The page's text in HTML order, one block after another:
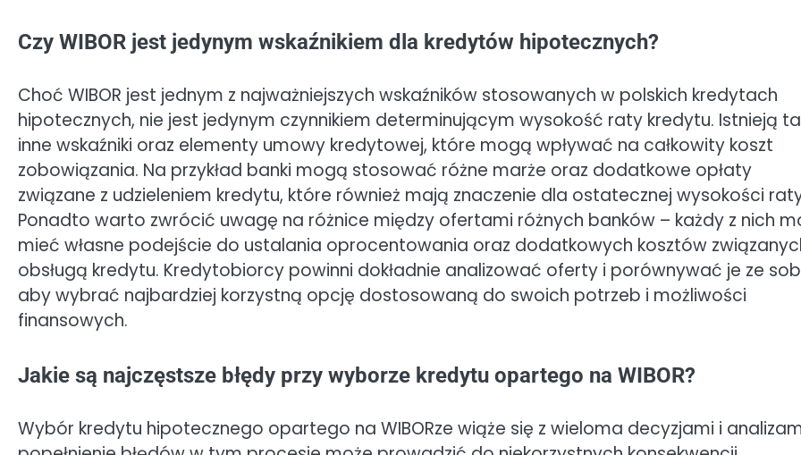
Czy WIBOR jest jedynym wskaźnikiem dla kredytów hipotecznych?
Choć WIBOR jest jednym z najważniejszych wskaźników stosowanych w polskich kredytach
hipotecznych, nie jest jedynym czynnikiem determinującym wysokość raty kredytu. Istnieją
inne wskaźniki oraz elementy umowy kredytowej, które mogą wpływać na całkowity koszt
zobowiązania. Na przykład banki mogą stosować różne marże oraz dodatkowe opłaty
związane z udzieleniem kredytu, które również mają znaczenie dla ostatecznej wysokości
Ponadto warto zwrócić uwagę na różnice między ofertami różnych banków – każdy z nich
mieć własne podejście do ustalania oprocentowania oraz dodatkowych kosztów
obsługą kredytu. Kredytobiorcy powinni dokładnie analizować oferty i porównywać je ze
aby wybrać najbardziej korzystną opcję dostosowaną do swoich potrzeb i możliwości
finansowych.
Jakie są najczęstsze błędy przy wyborze kredytu opartego na WIBOR?
Wybór kredytu hipotecznego opartego na WIBORze wiąże się z wieloma decyzjami i